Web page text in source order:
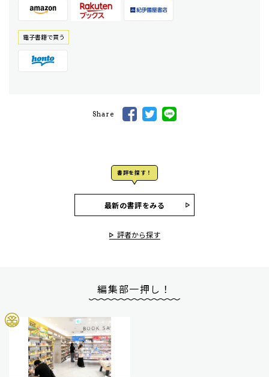
電⼦書籍で買う
Share
書評を探す！
最新の書評をみる
評者から探す
編集部一押し！